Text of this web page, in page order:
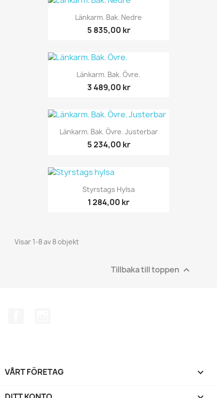
Länkarm. Bak. Nedre
5 835,00 kr
Länkarm. Bak. Övre.
3 489,00 kr
Länkarm. Bak. Övre. Justerbar
5 234,00 kr
Styrstags Hylsa
1 284,00 kr
Visar 1-8 av 8 objekt
Tillbaka till toppen 
VÅRT FÖRETAG 